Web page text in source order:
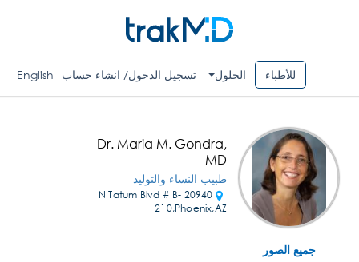
للأطباء الحلول تسجيل الدخول/ انشاء حساب English
جميع الصور
Dr. Maria M. Gondra,
MD
طبيب النساء والتوليد
20940 N Tatum Blvd # B-
210,Phoenix,AZ